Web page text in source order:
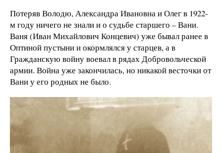
Потеряв Володю, Александра Ивановна и Олег в 1922-
м году ничего не знали и о судьбе старшего – Вани.
Ваня (Иван Михайлович Концевич) уже бывал ранее в
Оптиной пустыни и окормлялся у старцев, а в
Гражданскую войну воевал в рядах Добровольческой
армии. Война уже закончилась, но никакой весточки от
Вани у его родных не было.